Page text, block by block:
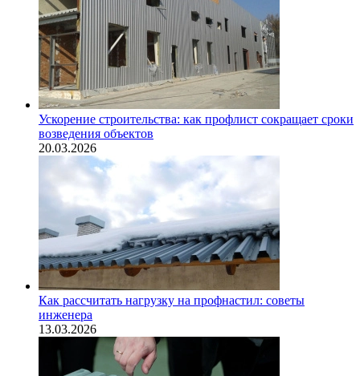
Ускорение строительства: как профлист сокращает сроки
возведения объектов
20.03.2026
Как рассчитать нагрузку на профнастил: советы
инженера
13.03.2026